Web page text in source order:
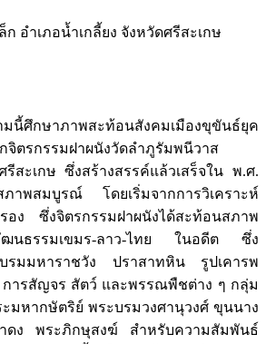
ก อำเภอน้ำเกลี้ยง จังหวัดศรีสะเกษ
าพสะท้อนสังคมเมืองขุขันธ์ยุค
จิตรกรรมฝาผนังวัดลำภูรัมพนีวาส
สะเกษ ซึ่งสร้างสรรค์แล้วเสร็จใน พ.ศ.
าพสมบูรณ์ โดยเริ่มจากการวิเคราะห์
อง ซึ่งจิตรกรรมฝาผนังได้สะท้อนสภาพ
ฒนธรรมเขมร-ลาว-ไทย ในอดีต ซึ่ง
บรมมหาราชวัง ปราสาทหิน รูปเคารพ
การสัญจร สัตว์ และพรรณพืชต่าง ๆ กลุ่ม
มหากษัตริย์ พระบรมวงศานุวงศ์ ขุนนาง
ดง พระภิกษุสงฆ์ สำหรับความสัมพันธ์